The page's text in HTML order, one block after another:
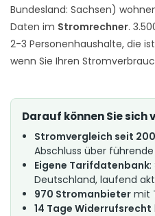
Bundesland: Sachsen)
Daten im Stromrechner.
2-3 Personenhaushalte, die
wenn Sie Ihren
Darauf können Sie sich
Stromvergleich seit
Abschluss über
Eigene Tarifdatenbank:
Deutschland, laufend
970 Stromanbieter mit
14 Tage Widerrufsrecht